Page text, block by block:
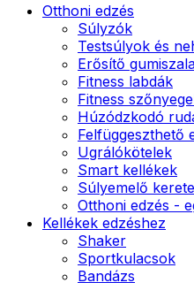
Otthoni edzés
Súlyzók
Testsúlyok és
Erősítő
Fitness labdák
Fitness
Húzódzkodó
Felfüggeszthető
Ugrálókötelek
Smart kellékek
Súlyemelő
Otthoni edzés -
Kellékek edzéshez
Shaker
Sportkulacsok
Bandázs